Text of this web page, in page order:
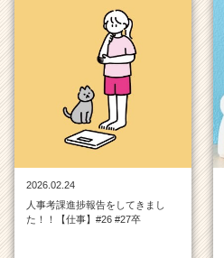
就
サ
2026.02.24
人事考課進捗報告をしてきまし
た！！【仕事】#26 #27卒